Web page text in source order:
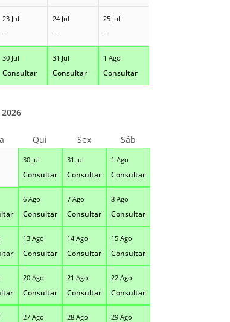
23 Jul
--
24 Jul
--
25 Jul
--
30 Jul
Consultar
31 Jul
Consultar
1 Ago
Consultar
30 Jul
Consultar
31 Jul
Consultar
1 Ago
Consultar
6 Ago
Consultar
7 Ago
Consultar
8 Ago
Consultar
13 Ago
Consultar
14 Ago
Consultar
15 Ago
Consultar
20 Ago
Consultar
21 Ago
Consultar
22 Ago
Consultar
27 Ago 28 Ago 29 Ago
Qui Sex Sáb